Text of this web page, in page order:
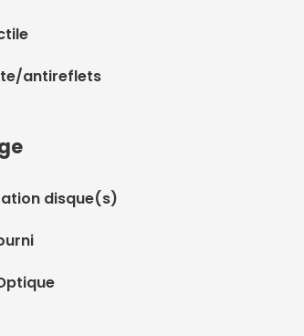
antireflets
disque(s)